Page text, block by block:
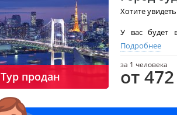
Тур продан
Хотите
У вас будет
прогуляться
впечатляющих
Программа
этом городе.
Подробнее
за 1 человека
от